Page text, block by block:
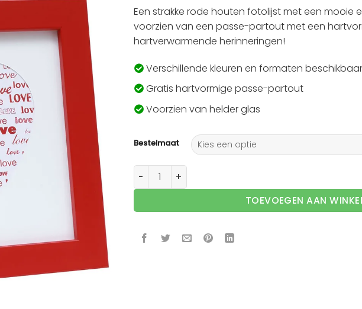
Een strakke rode houten fotolijst met een mooie
voorzien van een passe-partout met een
hartverwarmende herinneringen!
Verschillende kleuren en formaten beschikbaar
Gratis hartvormige passe-partout
Voorzien van helder glas
Bestelmaat
Rode fotolijst met hart passe-partout aantal
TOEVOEGEN AAN